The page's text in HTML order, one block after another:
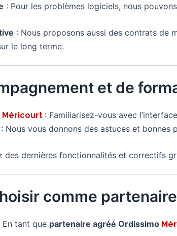
: Pour les problèmes logiciels, nous
: Nous proposons aussi des contrats de
le long terme.
et de
Méricourt : Familiarisez-vous avec
: Nous vous donnons des astuces et
des dernières fonctionnalités et correctifs
comme
En tant que partenaire agréé Ordissimo